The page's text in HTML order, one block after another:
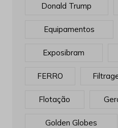
Donald Trump
Equipamentos
Exposibram
FERRO
Flotação
Golden Globes